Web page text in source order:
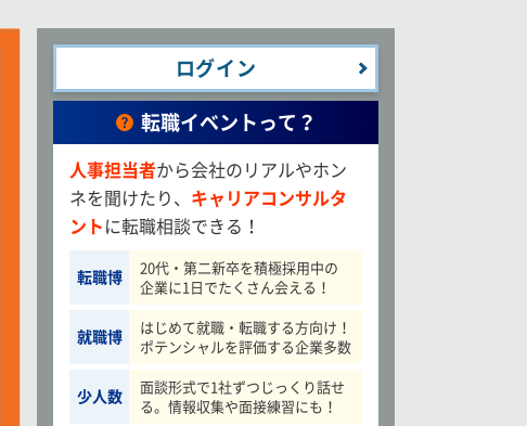
ログイン
転職イベントって？
人事担当者から会社のリアルやホン
ネを聞けたり、 キャリアコンサルタ
ントに転職相談できる！
転職博
20代・第二新卒を積極採用中の
企業に1日でたくさん会える！
就職博
はじめて就職・転職する方向け！
ポテンシャルを評価する企業多数
少人数
面談形式で1社ずつじっくり話せ
る。情報収集や面接練習にも！